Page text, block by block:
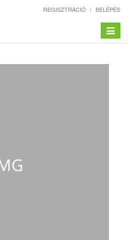
REGISZTRÁCIÓ BELÉPÉS
Toggle